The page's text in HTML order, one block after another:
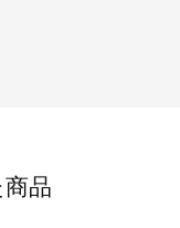
品